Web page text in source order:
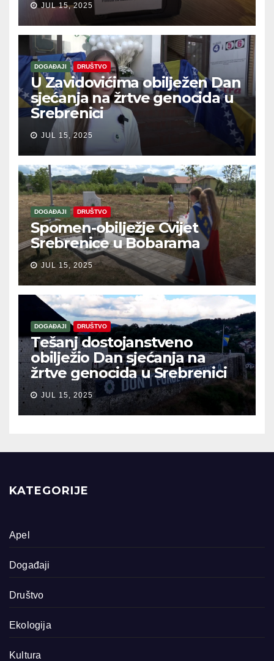
JUL 15, 2025
DOGAĐAJI DRUŠTVO
U Zavidovićima obilježen Dan
sjećanja na žrtve genocida u
Srebrenici
JUL 15, 2025
DOGAĐAJI DRUŠTVO
Spomen-obilježje Cvijet
Srebrenice u Bobarama
JUL 15, 2025
DOGAĐAJI DRUŠTVO
Tešanj dostojanstveno
obilježio Dan sjećanja na
žrtve genocida u Srebrenici
JUL 15, 2025
KATEGORIJE
Apel
Događaji
Društvo
Ekologija
Kultura